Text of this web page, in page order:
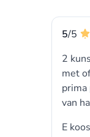
5/5
2
met
prima
van
E